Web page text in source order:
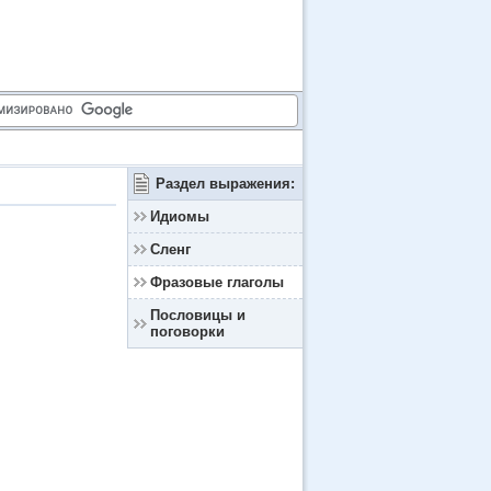
Раздел выражения:
Идиомы
Сленг
Фразовые глаголы
Пословицы и
поговорки